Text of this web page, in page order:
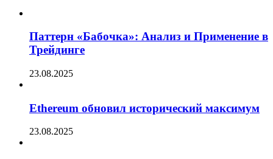
Паттерн «Бабочка»: Анализ и Применение в
Трейдинге
23.08.2025
Ethereum обновил исторический максимум
23.08.2025